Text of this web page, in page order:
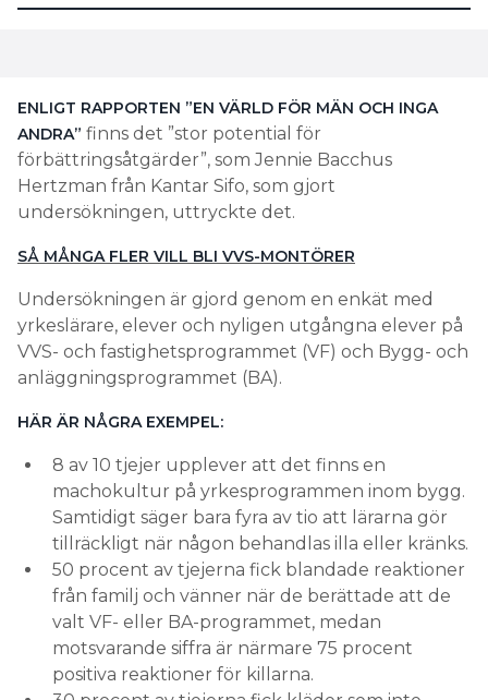
ENLIGT RAPPORTEN ”EN VÄRLD FÖR MÄN OCH INGA
ANDRA” finns det ”stor potential för
förbättringsåtgärder”, som Jennie Bacchus
Hertzman från Kantar Sifo, som gjort
undersökningen, uttryckte det.
SÅ MÅNGA FLER VILL BLI VVS-MONTÖRER
Undersökningen är gjord genom en enkät med
yrkeslärare, elever och nyligen utgångna elever på
VVS- och fastighetsprogrammet (VF) och Bygg- och
anläggningsprogrammet (BA).
HÄR ÄR NÅGRA EXEMPEL:
8 av 10 tjejer upplever att det finns en
machokultur på yrkesprogrammen inom bygg.
Samtidigt säger bara fyra av tio att lärarna gör
tillräckligt när någon behandlas illa eller kränks.
50 procent av tjejerna fick blandade reaktioner
från familj och vänner när de berättade att de
valt VF- eller BA-programmet, medan
motsvarande siffra är närmare 75 procent
positiva reaktioner för killarna.